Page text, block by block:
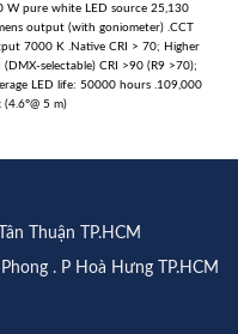
W pure white LED source 25,130
output (with goniometer) .CCT
7000 K .Native CRI > 70; Higher
(DMX-selectable) CRI >90 (R9 >70);
LED life: 50000 hours .109,000
(4.6°@ 5 m)
Thuận TP.HCM
. P Hoà Hưng TP.HCM